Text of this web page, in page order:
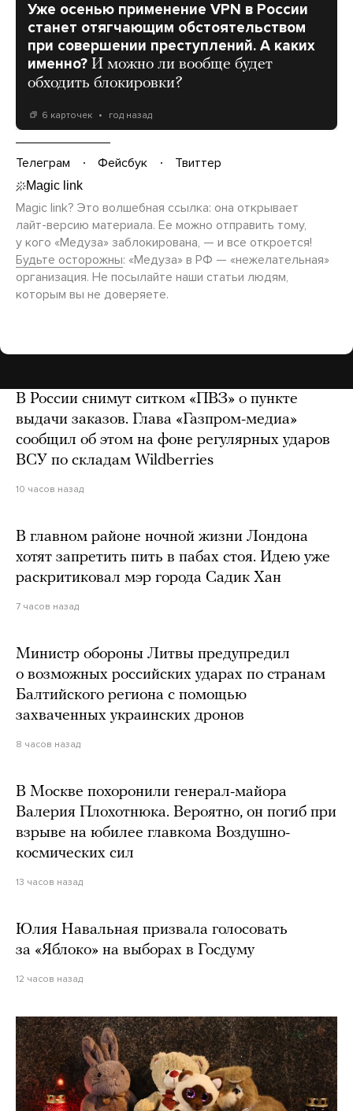
Уже осенью применение VPN в России
станет отягчающим обстоятельством
при совершении преступлений. А каких
именно? И можно ли вообще будет
обходить блокировки?
6 карточек год назад
Телеграм Фейсбук Твиттер
Magic link? Это волшебная ссылка: она открывает
лайт-версию материала. Ее можно отправить тому,
у кого «Медуза» заблокирована, — и все откроется!
Будьте осторожны: «Медуза» в РФ — «нежелательная»
организация. Не посылайте наши статьи людям,
которым вы не доверяете.
В России снимут ситком «ПВЗ» о пункте
выдачи заказов. Глава «Газпром-медиа»
сообщил об этом на фоне регулярных ударов
ВСУ по складам Wildberries
10 часов назад
В главном районе ночной жизни Лондона
хотят запретить пить в пабах стоя. Идею уже
раскритиковал мэр города Садик Хан
7 часов назад
Министр обороны Литвы предупредил
о возможных российских ударах по странам
Балтийского региона с помощью
захваченных украинских дронов
8 часов назад
В Москве похоронили генерал-майора
Валерия Плохотнюка. Вероятно, он погиб при
взрыве на юбилее главкома Воздушно-
космических сил
13 часов назад
Юлия Навальная призвала голосовать
за «Яблоко» на выборах в Госдуму
12 часов назад